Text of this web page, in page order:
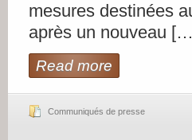
mesures destinées
après un nouveau
Read more
Communiqués de presse